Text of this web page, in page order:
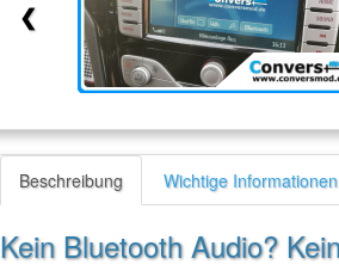
❮
Beschreibung Wichtige Informationen
Kein Bluetooth Audio?